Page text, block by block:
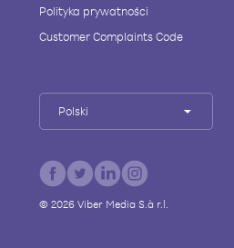
Polityka prywatności
Customer Complaints Code
Polski
© 2026Viber Media S.à r.l.